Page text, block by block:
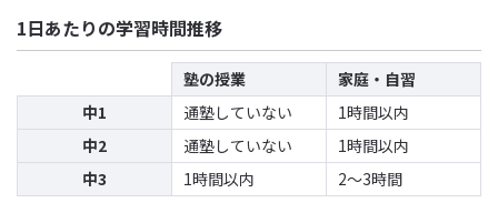
1日あたりの学習時間推移
塾の授業
家庭・自習
中1
通塾していない
1時間以内
中2
通塾していない
1時間以内
中3
1時間以内 2〜3時間